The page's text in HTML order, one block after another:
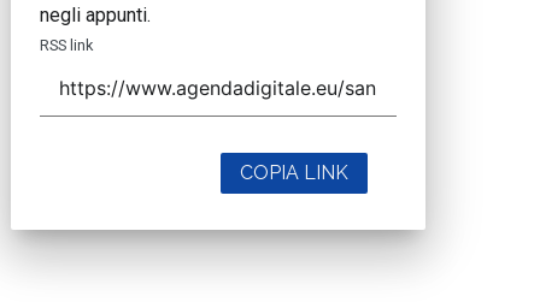
negli appunti.
RSS link
COPIA LINK